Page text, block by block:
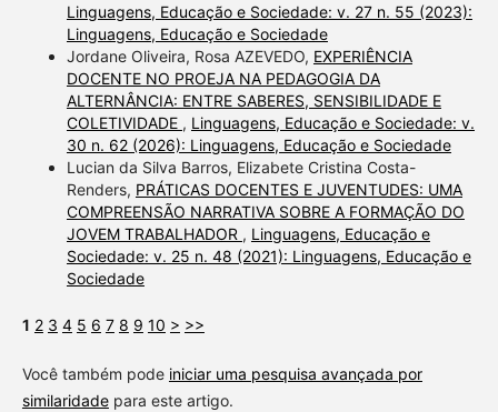
Linguagens, Educação e Sociedade: v. 27 n. 55 (2023):
Linguagens, Educação e Sociedade
Jordane Oliveira, Rosa AZEVEDO, EXPERIÊNCIA
DOCENTE NO PROEJA NA PEDAGOGIA DA
ALTERNÂNCIA: ENTRE SABERES, SENSIBILIDADE E
COLETIVIDADE , Linguagens, Educação e Sociedade: v.
30 n. 62 (2026): Linguagens, Educação e Sociedade
Lucian da Silva Barros, Elizabete Cristina Costa-
Renders, PRÁTICAS DOCENTES E JUVENTUDES: UMA
COMPREENSÃO NARRATIVA SOBRE A FORMAÇÃO DO
JOVEM TRABALHADOR , Linguagens, Educação e
Sociedade: v. 25 n. 48 (2021): Linguagens, Educação e
Sociedade
1 2 3 4 5 6 7 8 9 10 > >>
Você também pode iniciar uma pesquisa avançada por
similaridadepara este artigo.